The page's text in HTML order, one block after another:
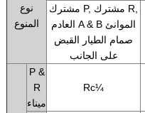
نوع
المنوع
مشترك P, مشترك R,
العادم A & B الموانئ
صمام الطيار القبض
على الجانب
P &
R
ميناء
Rc¼